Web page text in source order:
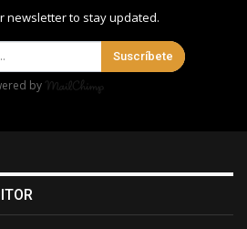
newsletter to stay updated.
Suscríbete
by